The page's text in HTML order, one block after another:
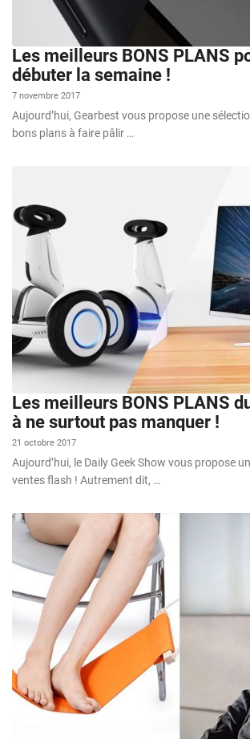
Les meilleurs BONS PLANS
débuter la semaine !
7 novembre 2017
Aujourd’hui, Gearbest vous propose une
bons plans à faire pâlir …
Les meilleurs BONS PLANS
à ne surtout pas manquer !
21 octobre 2017
Aujourd’hui, le Daily Geek Show vous propose
ventes flash ! Autrement dit, …